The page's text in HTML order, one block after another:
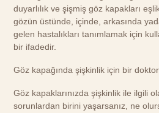
duyarlılık ve şişmiş göz kapakları
gözün üstünde, içinde, arkasında
gelen hastalıkları tanımlamak için
bir ifadedir.
Göz kapağında şişkinlik için bir
Göz kapaklarınızda şişkinlik ile ilgili
sorunlardan birini yaşarsanız, ne